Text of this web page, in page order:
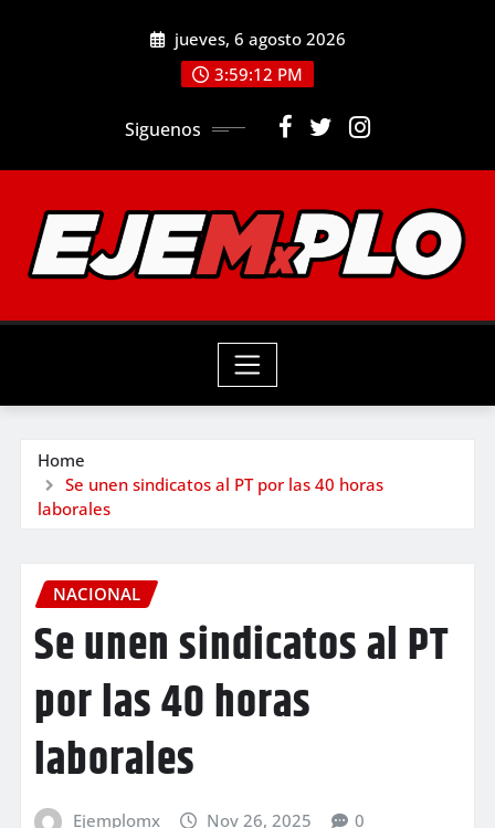
jueves, 6 agosto 2026
3:59:14 PM
Siguenos
Home
Se unen sindicatos al PT por las 40 horas
laborales
NACIONAL
Se unen sindicatos al PT
por las 40 horas
laborales
Ejemplomx Nov 26, 2025 0